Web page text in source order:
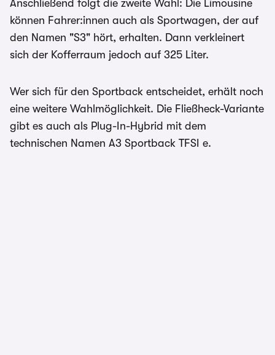
Anschließend folgt die zweite Wahl: Die Limousine
können Fahrer:innen auch als Sportwagen, der auf
den Namen "S3" hört, erhalten. Dann verkleinert
sich der Kofferraum jedoch auf 325 Liter.
Wer sich für den Sportback entscheidet, erhält noch
eine weitere Wahlmöglichkeit. Die Fließheck-Variante
gibt es auch als Plug-In-Hybrid mit dem
technischen Namen A3 Sportback TFSI e.